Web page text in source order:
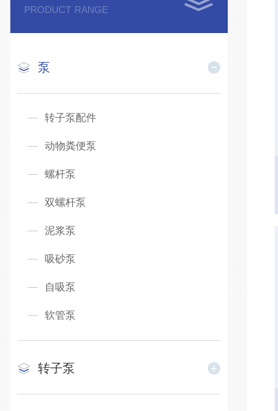
PRODUCT RANGE
泵
转子泵配件
动物粪便泵
螺杆泵
双螺杆泵
泥浆泵
吸砂泵
自吸泵
软管泵
转子泵